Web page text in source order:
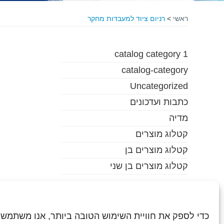
כדי לספק את חוויית השימוש הטובה ביותר, אנו
ראשי > רניום ציוד למעבדות מחקר
catalog category 1
catalog-category
Uncategorized
כתבות ועדכונים
מדיה
קטלוג מוצרים
קטלוג מוצרים בן
קטלוג מוצרים בן שני